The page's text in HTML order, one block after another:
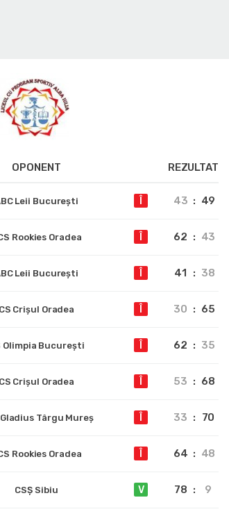
OPONENT REZULTAT
Leii București 43 : 49
Rookies Oradea 62 : 43
Leii București 41 : 38
CS Crișul Oradea 30 : 65
Olimpia București 62 : 35
CS Crișul Oradea 53 : 68
Gladius Târgu Mureș 33 : 70
Rookies Oradea 64 : 48
CSȘ Sibiu V 78 : 9